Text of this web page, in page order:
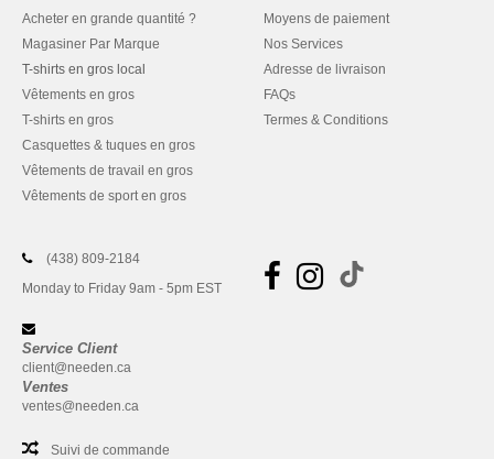
Acheter en grande quantité ?
Magasiner Par Marque
T-shirts en gros local
Vêtements en gros
T-shirts en gros
Casquettes & tuques en gros
Vêtements de travail en gros
Vêtements de sport en gros
Moyens de paiement
Nos Services
Adresse de livraison
FAQs
Termes & Conditions
(438) 809-2184
Monday to Friday 9am - 5pm EST
Service Client
client@needen.ca
Ventes
ventes@needen.ca
Suivi de commande